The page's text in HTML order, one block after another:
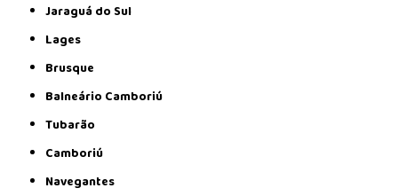
Jaraguá do Sul
Lages
Brusque
Balneário Camboriú
Tubarão
Camboriú
Navegantes